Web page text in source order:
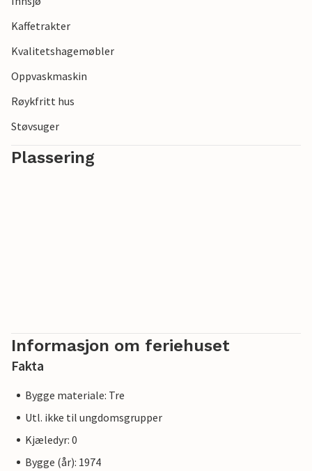
Kaffetrakter
Kvalitetshagemøbler
Oppvaskmaskin
Røykfritt hus
Støvsuger
Plassering
Informasjon om feriehuset
Fakta
Bygge materiale: Tre
Utl. ikke til ungdomsgrupper
Kjæledyr: 0
Bygge (år): 1974